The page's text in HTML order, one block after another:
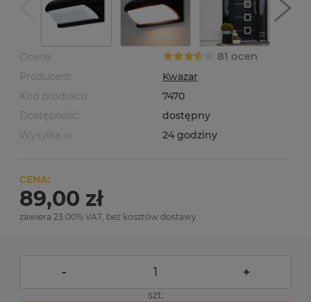
Ocena: 81 ocen
Producent:
Kwazar
Kod produktu:
7470
Dostępność:
dostępny
Wysyłka w:
24 godziny
CENA:
89,00 zł
zawiera 23.00% VAT, bez kosztów dostawy
- +
szt.